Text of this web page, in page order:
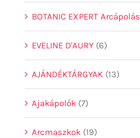
BOTANIC EXPERT Arcápolás
EVELINE D'AURY (6)
AJÁNDÉKTÁRGYAK (13)
Ajakápolók (7)
Arcmaszkok (19)